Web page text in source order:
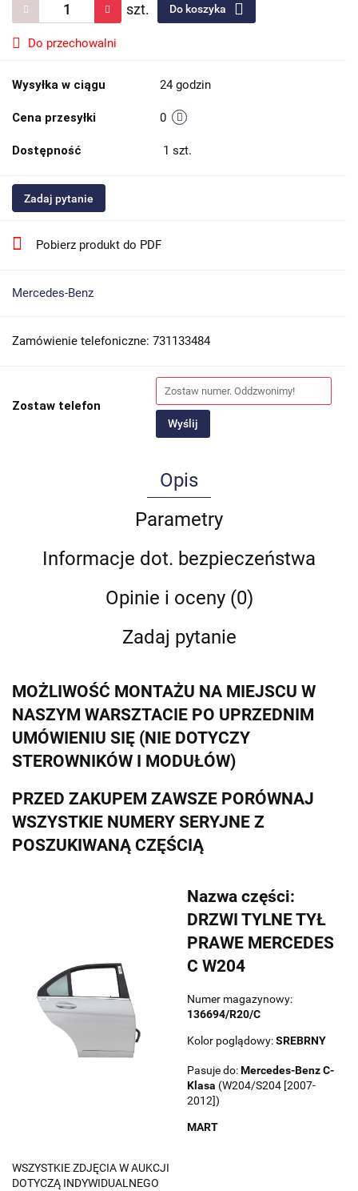
szt. Do koszyka
Do przechowalni
Wysyłka w ciągu 24 godzin
Cena przesyłki 0
Dostępność 1 szt.
Zadaj pytanie
Pobierz produkt do PDF
Mercedes-Benz
Zamówienie telefoniczne: 731133484
Zostaw telefon
Wyślij
Opis
Parametry
Informacje dot. bezpieczeństwa
Opinie i oceny (0)
Zadaj pytanie
MOŻLIWOŚĆ MONTAŻU NA MIEJSCU W
NASZYM WARSZTACIE PO UPRZEDNIM
UMÓWIENIU SIĘ (NIE DOTYCZY
STEROWNIKÓW I MODUŁÓW)
PRZED ZAKUPEM ZAWSZE PORÓWNAJ
WSZYSTKIE NUMERY SERYJNE Z
POSZUKIWANĄ CZĘŚCIĄ
Nazwa części:
DRZWI TYLNE TYŁ
PRAWE MERCEDES
C W204
Numer magazynowy:
136694/R20/C
Kolor poglądowy:SREBRNY
Pasuje do:Mercedes-BenzC-
Klasa (W204/S204 [2007-
2012])
MART
WSZYSTKIE ZDJĘCIA W AUKCJI
DOTYCZĄ INDYWIDUALNEGO